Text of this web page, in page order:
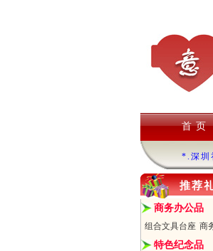
首 页
*.深圳
推荐
商务办公品
组合文具台座 商
特色纪念品